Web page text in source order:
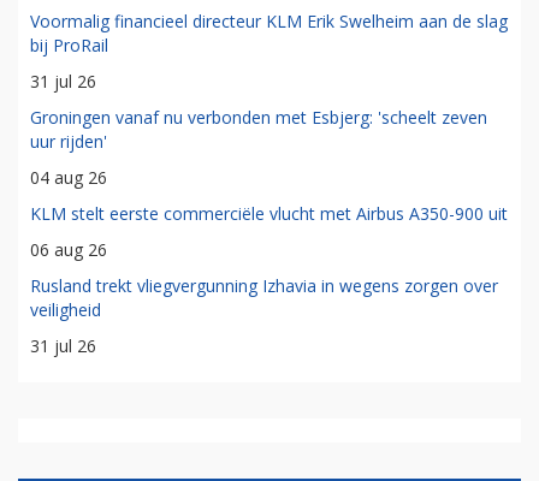
Voormalig financieel directeur KLM Erik Swelheim aan de slag
bij ProRail
31 jul 26
Groningen vanaf nu verbonden met Esbjerg: 'scheelt zeven
uur rijden'
04 aug 26
KLM stelt eerste commerciële vlucht met Airbus A350-900 uit
06 aug 26
Rusland trekt vliegvergunning Izhavia in wegens zorgen over
veiligheid
31 jul 26